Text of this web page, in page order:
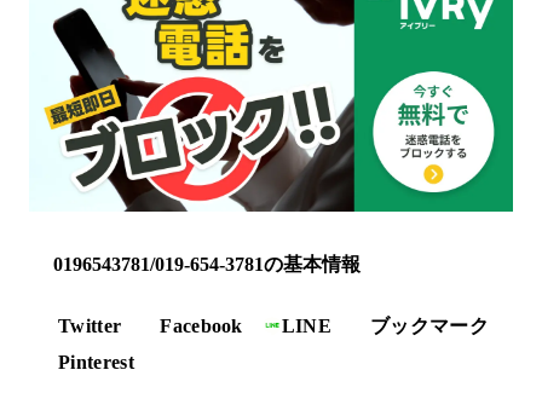
0196543781/019-654-3781の基本情報
Twitter Facebook LINE
ブックマーク
Pinterest